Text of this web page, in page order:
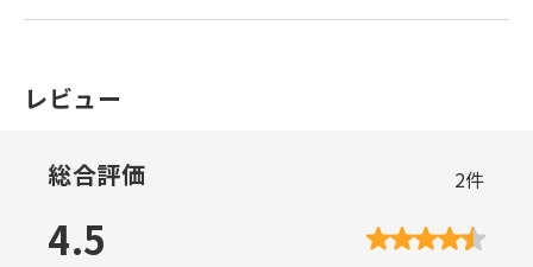
レビュー
総合評価 2件
4.5